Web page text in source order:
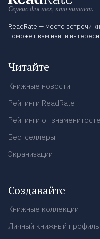
Сервис для тех, кто читает.
ReadRate — место встречи
поможет вам найти
Читайте
Книжные новости
Рейтинги ReadRate
Рейтинги от
Бестселлеры
Экранизации
Создавайте
Книжные коллекции
Личный книжный профиль